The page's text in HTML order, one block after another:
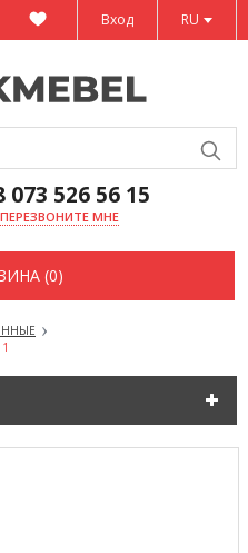
RU
Вход
073 526 56 15
ПЕРЕЗВОНИТЕ МНЕ
(0)